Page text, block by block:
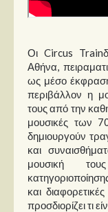
Οι Circus
Αθήνα,
ως μέσο
περιβάλλον η
τους από την
μουσικές των
δημιουργούν
και
μουσική
και
προσδιορίζει τι